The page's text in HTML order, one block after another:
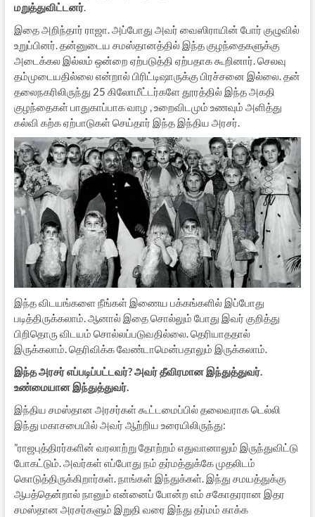
மறுத்துவிட்டனர்.
இதை அறிந்தார் ராஜா. அப்போது அவர் வைஸிராயின் போர் குழுவில்
உறுப்பினர். தன்னுடைய சமஸ்தானத்தில் இந்த குழந்தைகளுக்கு
அடைக்கல இல்லம் ஒன்றை ஏற்படுத்தி ஏற்பதாக கூறினார். செலவு
தம்முடையதில்லை என்றால் பிரிட்டிஷாருக்கு பிரச்சனை இல்லை. தன்
தலைநகரிலிருந்து 25 கிலோமீட்டர்களே தூரத்தில் இந்த அகதி
குழந்தைகள் பாதுகாப்பாக வாழ , உறைவிடமும் உணவும் அளித்து
கல்வி கற்க ஏற்பாடுகள் செய்தார் இந்த இந்திய அரசர்.
இந்த விடயங்களை நீங்கள் இணைய பக்கங்களில் இப்போது
படித்திருக்கலாம். ஆனால் இதை சொல்லும் போது இவர் குறித்து
பிறிதொரு விடயம் சொல்லப்படுவதில்லை. தெரியாததால்
இருக்கலாம். தெரிவிக்க வேண்டாமென்பதாலும் இருக்கலாம்.
இந்த அரசர் எப்படிப்பட்டவர்? அவர் தீவிரமான இந்துத்துவர்.
உண்மையான இந்துத்துவர்.
இந்திய சமஸ்தான அரசர்கள் கூட்டமைப்பில் தலைவராக டெல்லி
இந்து மகாசபையில் அவர் ஆற்றிய உரையிலிருந்து:
”ராஜபுத்திரர்களின் வரலாற்று தோற்றம் எதுவானாலும் இருந்துவிட்டு
போகட்டும். அவர்கள் எப்போது நம் தர்மத்துக்கே முதலிடம்
கொடுத்திருக்கிறார்கள். நாங்கள் இந்துக்கள். இந்து சமயத்துக்கு
ஆபத்தென்றால் நானும் என்னைப் போன்ற எம் சகோதரரான இதர
சமஸ்தான அரசர்களும் இறுதி வரை இந்து தர்மம் காக்க